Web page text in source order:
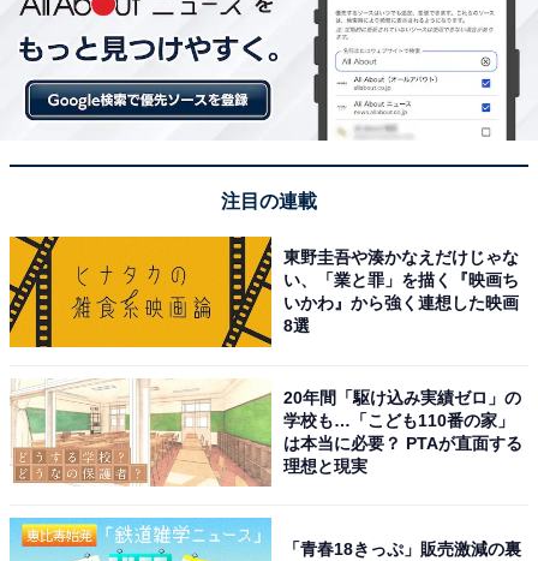
楽天トラベルでクーポン祭を見る
じめご了承ください。また、記事中の宿泊プランを予約
すると、売上の一部がオールアバウトに還元されること
があります。
この記事の執筆者： All About ニュース お買
いもの部
Amazonのセール商品から売れ筋ランキングまで、毎日のお買いも
のがもっと楽しく、もっとお得になる情報をお届け。編集部員によ
る独自レビューなど、ここでしか手に入らない情報も満載です。
...続きを読む
注目の連載
東野圭吾や湊かなえだけじゃな
い、「業と罪」を描く『映画ち
いかわ』から強く連想した映画
8選
20年間「駆け込み実績ゼロ」の
学校も…「こども110番の家」
は本当に必要？ PTAが直面する
理想と現実
「青春18きっぷ」販売激減の裏